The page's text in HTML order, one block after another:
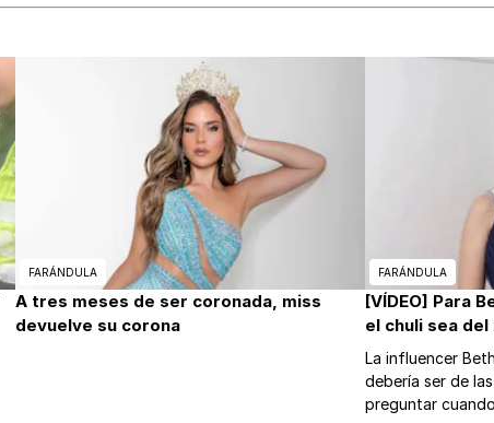
FARÁNDULA
A tres meses de ser coronada, miss
devuelve su corona
FARÁNDULA
[VÍDEO] Para
el chuli sea del
La influencer
debería ser de
preguntar